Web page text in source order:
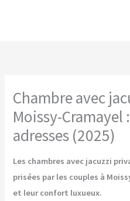
Chambre avec
Moissy-
adresses (2025)
Les chambres avec jacuzzi
prisées par les couples à
et leur confort luxueux.